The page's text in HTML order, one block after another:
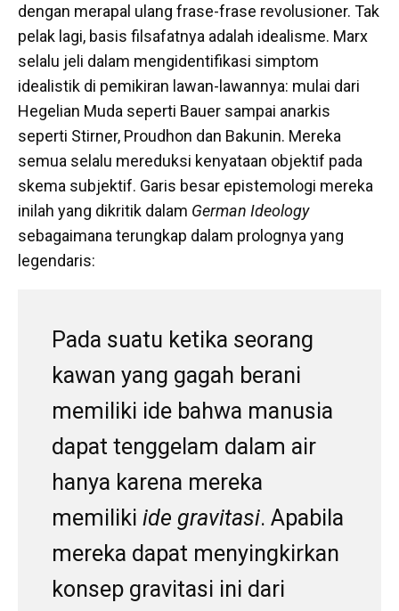
dengan merapal ulang frase-frase revolusioner. Tak
pelak lagi, basis filsafatnya adalah idealisme. Marx
selalu jeli dalam mengidentifikasi simptom
idealistik di pemikiran lawan-lawannya: mulai dari
Hegelian Muda seperti Bauer sampai anarkis
seperti Stirner, Proudhon dan Bakunin. Mereka
semua selalu mereduksi kenyataan objektif pada
skema subjektif. Garis besar epistemologi mereka
inilah yang dikritik dalam German Ideology
sebagaimana terungkap dalam prolognya yang
legendaris:
Pada suatu ketika seorang
kawan yang gagah berani
memiliki ide bahwa manusia
dapat tenggelam dalam air
hanya karena mereka
memiliki ide gravitasi. Apabila
mereka dapat menyingkirkan
konsep gravitasi ini dari